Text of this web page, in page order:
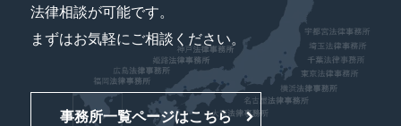
法律相談が可能です。
まずはお気軽にご相談ください。
事務所一覧ページはこちら